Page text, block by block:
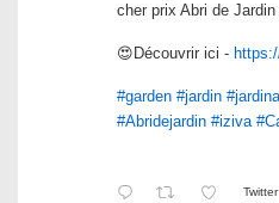
cher prix Abri de
😍Découvrir ici -
#garden #jardin
#Abridejardin #iziva
Twitter